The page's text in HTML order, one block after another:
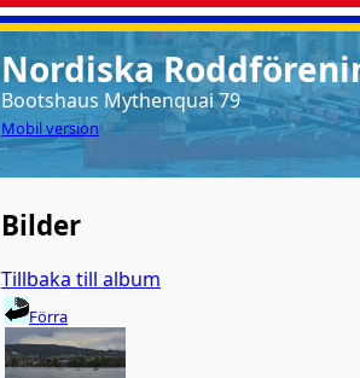
Nordiska
Bootshaus Mythenquai 79
Mobil version
Bilder
Tillbaka till album
Förra